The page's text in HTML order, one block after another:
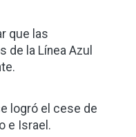
que las
de la Línea Azul
logró el cese de
e Israel.